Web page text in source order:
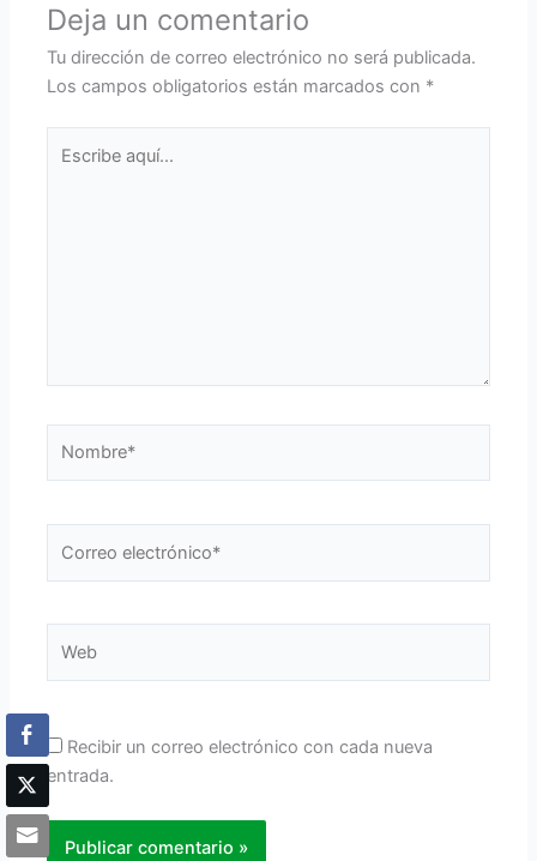
Deja un comentario
Tu dirección de correo electrónico no será publicada.
Los campos obligatorios están marcados con *
aquí...
electrónico*
Recibir un correo electrónico con cada nueva
entrada.